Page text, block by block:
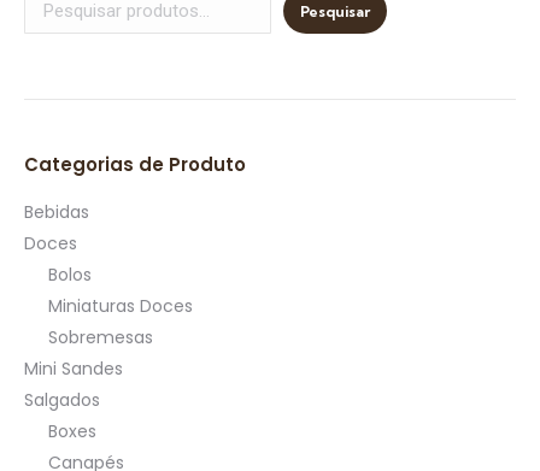
Pesquisar
Categorias de Produto
Bebidas
Doces
Bolos
Miniaturas Doces
Sobremesas
Mini Sandes
Salgados
Boxes
Canapés